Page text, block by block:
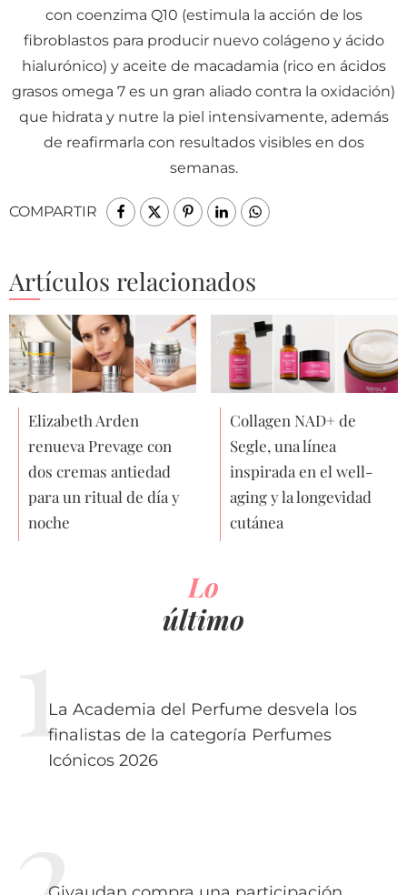
con coenzima Q10 (estimula la acción de los
fibroblastos para producir nuevo colágeno y ácido
hialurónico) y aceite de macadamia (rico en ácidos
grasos omega 7 es un gran aliado contra la oxidación)
que hidrata y nutre la piel intensivamente, además
de reafirmarla con resultados visibles en dos
semanas.
COMPARTIR
Artículos relacionados
Elizabeth Arden
renueva Prevage con
dos cremas antiedad
para un ritual de día y
noche
Collagen NAD+ de
Segle, una línea
inspirada en el well-
aging y la longevidad
cutánea
Lo
último
La Academia del Perfume desvela los
finalistas de la categoría Perfumes
Icónicos 2026